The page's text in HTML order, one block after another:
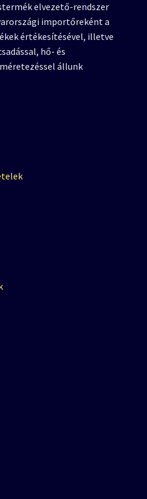
elvezető-rendszer
importőreként a
értékesítésével, illetve
hő- és
állunk